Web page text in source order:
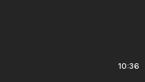
10:36